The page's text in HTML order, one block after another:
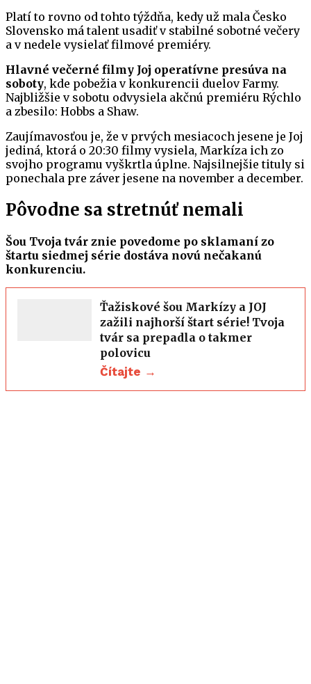
Platí to rovno od tohto týždňa, kedy už mala Česko
Slovensko má talent usadiť v stabilné sobotné večery
a v nedele vysielať filmové premiéry.
Hlavné večerné filmy Joj operatívne presúva na
soboty, kde pobežia v konkurencii duelov Farmy.
Najbližšie v sobotu odvysiela akčnú premiéru Rýchlo
a zbesilo: Hobbs a Shaw.
Zaujímavosťou je, že v prvých mesiacoch jesene je Joj
jediná, ktorá o 20:30 filmy vysiela, Markíza ich zo
svojho programu vyškrtla úplne. Najsilnejšie tituly si
ponechala pre záver jesene na november a december.
Pôvodne sa stretnúť nemali
Šou Tvoja tvár znie povedome po sklamaní zo
štartu siedmej série dostáva novú nečakanú
konkurenciu.
Ťažiskové šou Markízy a JOJ
zažili najhorší štart série! Tvoja
tvár sa prepadla o takmer
polovicu
Čítajte →